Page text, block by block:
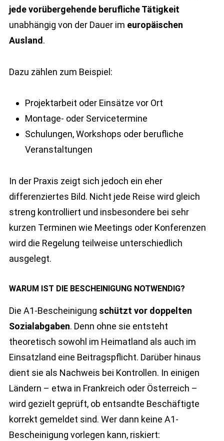
jede vorübergehende berufliche Tätigkeit
unabhängig von der Dauer im europäischen
Ausland .
Dazu zählen zum Beispiel:
Projektarbeit oder Einsätze vor Ort
Montage- oder Servicetermine
Schulungen, Workshops oder berufliche
Veranstaltungen
In der Praxis zeigt sich jedoch ein eher
differenziertes Bild. Nicht jede Reise wird gleich
streng kontrolliert und insbesondere bei sehr
kurzen Terminen wie Meetings oder Konferenzen
wird die Regelung teilweise unterschiedlich
ausgelegt.
WARUM IST DIE BESCHEINIGUNG NOTWENDIG?
Die A1-Bescheinigung schützt vor doppelten
Sozialabgaben. Denn ohne sie entsteht
theoretisch sowohl im Heimatland als auch im
Einsatzland eine Beitragspflicht. Darüber hinaus
dient sie als Nachweis bei Kontrollen. In einigen
Ländern – etwa in Frankreich oder Österreich –
wird gezielt geprüft, ob entsandte Beschäftigte
korrekt gemeldet sind. Wer dann keine A1-
Bescheinigung vorlegen kann, riskiert: